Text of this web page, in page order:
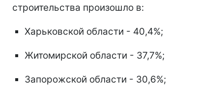
строительства произошло в:
Харьковской области - 40,4%;
Житомирской области - 37,7%;
Запорожской области - 30,6%;